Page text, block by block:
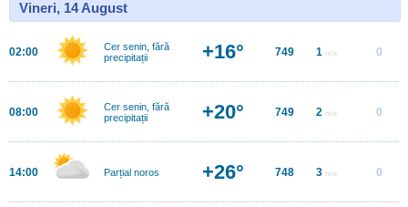
Vineri, 14 August
02:00
Cer senin, fără
precipitații
+16° 749 1 m/s 0
08:00
Cer senin, fără
precipitații
+20° 749 2 m/s 0
14:00 Parțial noros +26° 748 3 m/s 0